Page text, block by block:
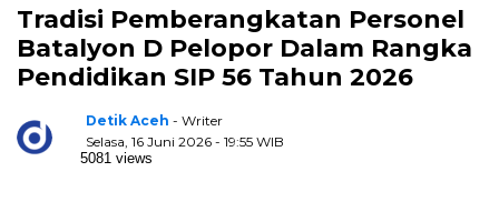
Tradisi Pemberangkatan Personel
Batalyon D Pelopor Dalam Rangka
Pendidikan SIP 56 Tahun 2026
Detik Aceh - Writer
Selasa, 16 Juni 2026 - 19:55 WIB
5081 views